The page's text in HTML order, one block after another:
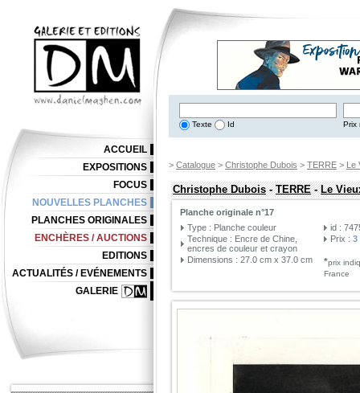
Texte Id Prix
> Catalogue > Christophe Dubois > TERRE > Le
Christophe Dubois-TERRE-Le
Planche originale n°17
Type : Planche couleur
Technique : Encre de Chine,
encres de couleur et crayon
Dimensions : 27.0 cm x 37.0 cm
id :
Prix :3
*prix
France
ACCUEIL
EXPOSITIONS
FOCUS
NOUVELLES PLANCHES
PLANCHES ORIGINALES
ENCHÈRES / AUCTIONS
EDITIONS
ACTUALITÉS / EVÉNEMENTS
GALERIE